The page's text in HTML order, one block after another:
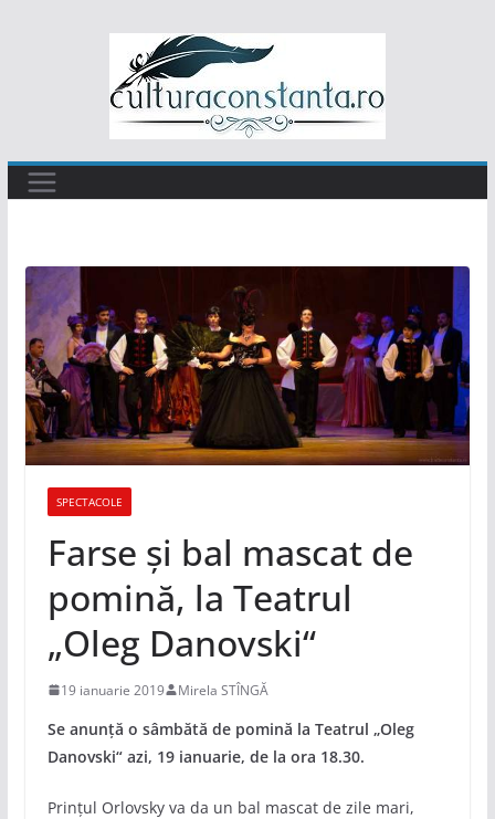
SPECTACOLE
Farse și bal mascat de
pomină, la Teatrul
„Oleg Danovski“
19 ianuarie 2019 Mirela STÎNGĂ
Se anunță o sâmbătă de pomină la Teatrul „Oleg
Danovski“ azi, 19 ianuarie, de la ora 18.30.
Prințul Orlovsky va da un bal mascat de zile mari,